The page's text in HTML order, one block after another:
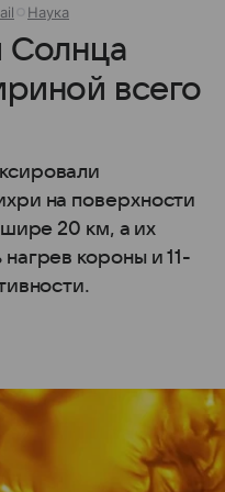
Наука
Солнца
всего
на поверхности
20 км, а их
короны и 11-